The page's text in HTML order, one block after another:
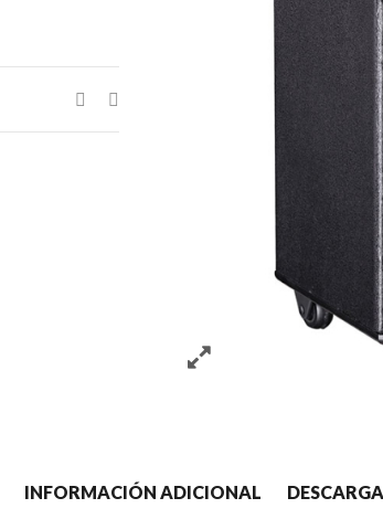
INFORMACIÓN ADICIONAL